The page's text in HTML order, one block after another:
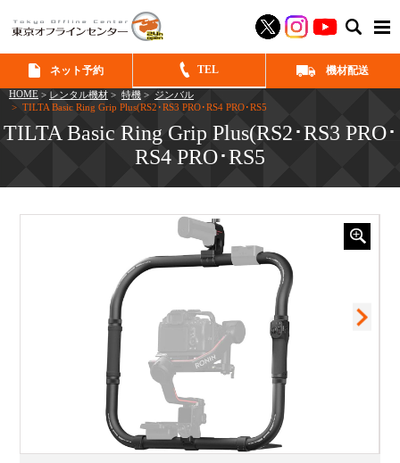
ネット予約 TEL 機材配送
HOME > レンタル機材 > 特機 > ジンバル
> TILTA Basic Ring Grip Plus(RS2･RS3 PRO･RS4 PRO･RS5
TILTA Basic Ring Grip Plus(RS2･RS3 PRO･
RS4 PRO･RS5